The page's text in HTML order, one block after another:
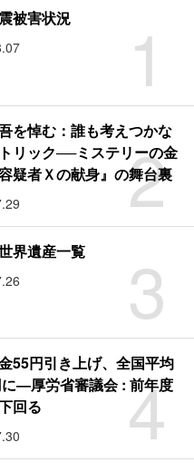
1
被害状況
2
を悼む：誰も考えつかな
リック──ミステリーの金
疑者Ｘの献身』の舞台裏
3
界遺産一覧
4
55円引き上げ、全国平均
―厚労省審議会 : 前年度
回る